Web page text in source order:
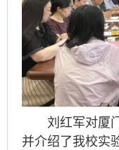
刘红军对厦
并介绍了我校实